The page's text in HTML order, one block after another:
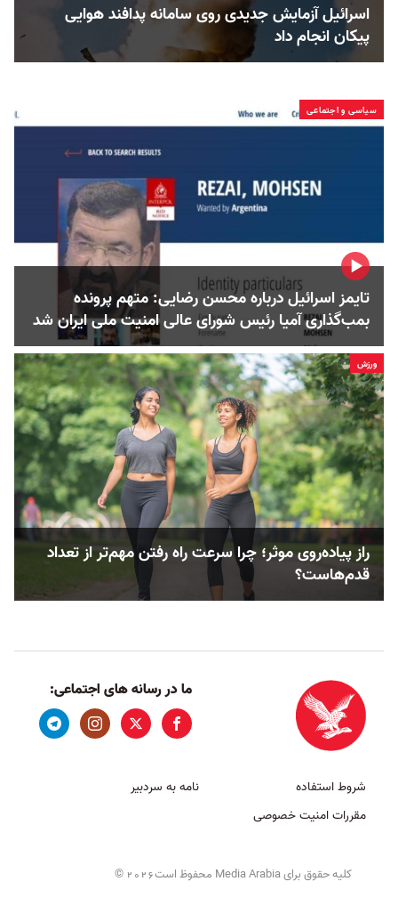
اسرائیل آزمایش جدیدی روی سامانه پدافند هوایی
پیکان انجام داد
سیاسی و اجتماعی
تایمز اسرائیل درباره محسن رضایی: متهم پرونده
بمب‌گذاری آمیا رئیس شورای عالی امنیت ملی ایران شد
ورزش
راز پیاده‌روی موثر؛ چرا سرعت راه رفتن مهم‌تر از تعداد
قدم‌هاست؟
ما در رسانه های اجتماعی:
شروط استفاده
مقررات امنیت خصوصی
نامه به سردبیر
کلیه حقوق برای Media Arabia محفوظ است 2026
©